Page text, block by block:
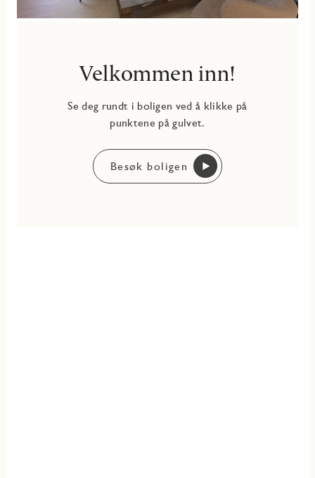
Velkommen inn!
Se deg rundt i boligen ved å klikke på
punktene på gulvet.
Besøk boligen